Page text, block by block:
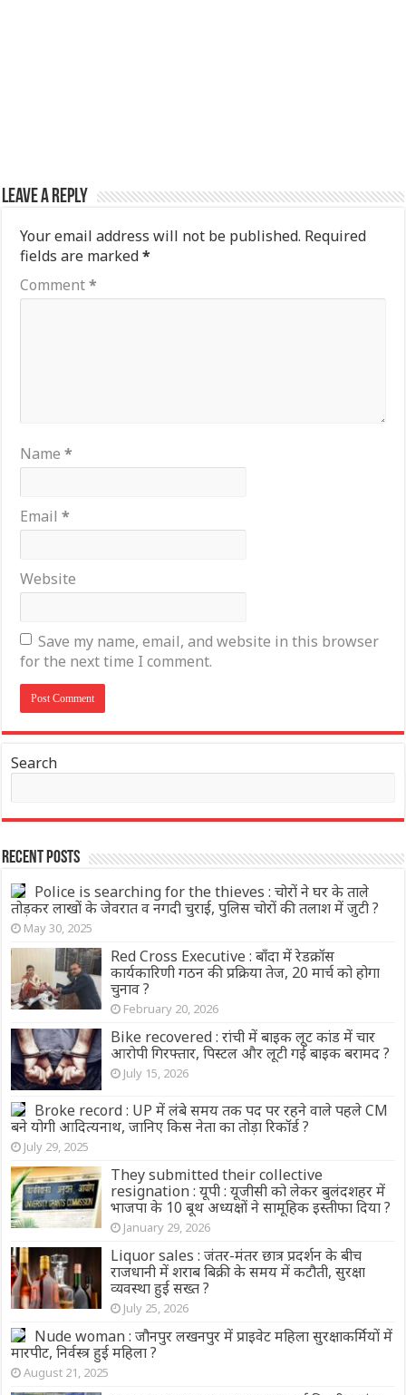
Leave a Reply
Your email address will not be published. Required
fields are marked*
Comment*
Name*
Email*
Website
Save my name, email, and website in this browser
for the next time I comment.
Search
Recent Posts
Police is searching for the thieves : चोरों ने घर के ताले
तोड़कर लाखों के जेवरात व नगदी चुराई, पुलिस चोरों की तलाश में जुटी ?
May 30, 2025
Red Cross Executive : बाँदा में रेडक्रॉस
कार्यकारिणी गठन की प्रक्रिया तेज, 20 मार्च को होगा
चुनाव ?
February 20, 2026
Bike recovered : रांची में बाइक लूट कांड में चार
आरोपी गिरफ्तार, पिस्टल और लूटी गई बाइक बरामद ?
July 15, 2026
Broke record : UP में लंबे समय तक पद पर रहने वाले पहले CM
बने योगी आदित्‍यनाथ, जानिए किस नेता का तोड़ा रिकॉर्ड ?
July 29, 2025
They submitted their collective
resignation : यूपी : यूजीसी को लेकर बुलंदशहर में
भाजपा के 10 बूथ अध्यक्षों ने सामूहिक इस्तीफा दिया ?
January 29, 2026
Liquor sales : जंतर-मंतर छात्र प्रदर्शन के बीच
राजधानी में शराब बिक्री के समय में कटौती, सुरक्षा
व्यवस्था हुई सख्त ?
July 25, 2026
Nude woman : जौनपुर लखनपुर में प्राइवेट महिला सुरक्षाकर्मियों में
मारपीट, निर्वस्त्र हुई महिला ?
August 21, 2025